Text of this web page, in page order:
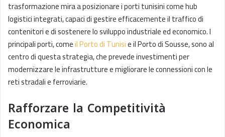
trasformazione mira a posizionare i porti tunisini come hub
logistici integrati, capaci di gestire efficacemente il traffico di
contenitori e di sostenere lo sviluppo industriale ed economico. I
principali porti, comeil Porto di Tunisie il Porto di Sousse, sono al
centro di questa strategia, che prevede investimenti per
modernizzare le infrastrutture e migliorare le connessioni con le
reti stradali e ferroviarie.
Rafforzare la Competitività
Economica